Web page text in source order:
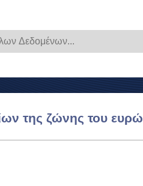
της ζώνης του ευρώ